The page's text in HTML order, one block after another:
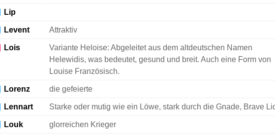
Lip
Levent Attraktiv
Lois
Variante Heloise: Abgeleitet aus dem altdeutschen Namen
Helewidis, was bedeutet, gesund und breit. Auch eine Form von
Louise Französisch.
Lorenz die gefeierte
Lennart Starke oder mutig wie ein Löwe, stark durch die Gnade, Brave
Louk glorreichen Krieger